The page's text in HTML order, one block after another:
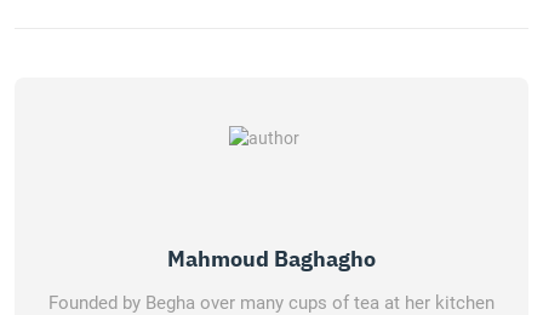
Mahmoud Baghagho
Founded by Begha over many cups of tea at her kitchen